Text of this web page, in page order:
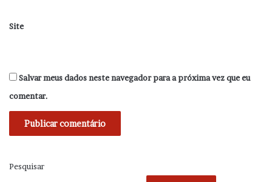
Site
Salvar meus dados neste navegador para a próxima vez que eu
comentar.
Pesquisar